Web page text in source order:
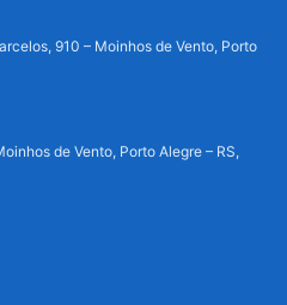
910 – Moinhos de Vento, Porto
de Vento, Porto Alegre – RS,